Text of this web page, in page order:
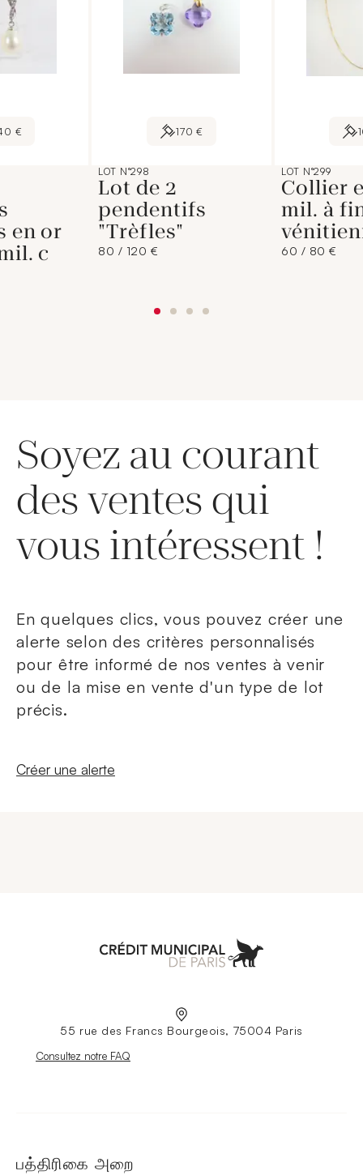
€
en or
c
170 €
LOT N°298
Lot de 2
pendentifs
"Trèfles"
80 / 120 €
LOT N°299
Collier
mil. à
60 / 80 €
Soyez au courant
des ventes qui
vous intéressent !
En quelques clics, vous pouvez créer une
alerte selon des critères personnalisés
pour être informé de nos ventes à venir
ou de la mise en vente d'un type de lot
précis.
Nouvelle fenêtre
Créer une alerte
55 rue des Francs Bourgeois, 75004 Paris
Nouvelle fenêtre
Consultez notre FAQ
பத்திரிகை அறை